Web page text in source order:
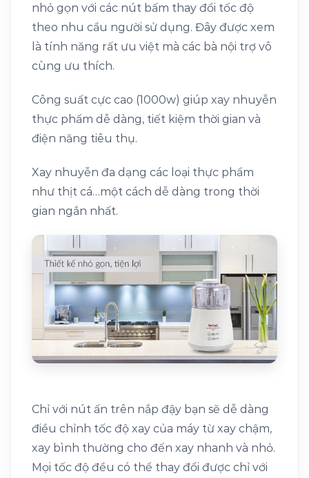
nhỏ gọn với các nút bấm thay đổi tốc độ
theo nhu cầu người sử dụng. Đây được xem
là tính năng rất ưu việt mà các bà nội trợ vô
cùng ưu thích.
Công suất cực cao (1000w) giúp xay nhuyễn
thực phẩm dễ dàng, tiết kiệm thời gian và
điện năng tiêu thụ.
Xay nhuyễn đa dạng các loại thực phẩm
như thịt cá…một cách dễ dàng trong thời
gian ngắn nhất.
Chỉ với nút ấn trên nắp đậy bạn sẽ dễ dàng
điều chỉnh tốc độ xay của máy từ xay chậm,
xay bình thường cho đến xay nhanh và nhỏ.
Mọi tốc độ đều có thể thay đổi được chỉ với